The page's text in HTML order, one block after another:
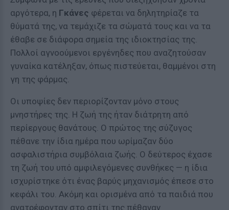
αργότερα, η Γκάνες φέρεται να δηλητηρίαζε τα
θύματά της, να τεμάχιζε τα σώματά τους και να τα
έθαβε σε διάφορα σημεία της ιδιοκτησίας της.
Πολλοί αγνοούμενοι εργένηδες που αναζητούσαν
γυναίκα κατέληξαν, όπως πιστεύεται, θαμμένοι στη
γη της φάρμας.
Οι υποψίες δεν περιορίζονταν μόνο στους
μνηστήρες της. Η ζωή της ήταν διάτρητη από
περίεργους θανάτους. Ο πρώτος της σύζυγος
πέθανε την ίδια ημέρα που ωρίμαζαν δύο
ασφαλιστήρια συμβόλαια ζωής. Ο δεύτερος έχασε
τη ζωή του υπό αμφιλεγόμενες συνθήκες — η ίδια
ισχυρίστηκε ότι ένας βαρύς μηχανισμός έπεσε στο
κεφάλι του. Ακόμη και ορισμένα από τα παιδιά που
ανατρέφονταν στο σπίτι της πέθαναν